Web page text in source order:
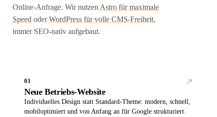
Online-Anfrage. Wir nutzen Astro für maximale
Speed oderWordPress für volle CMS-Freiheit,
immer SEO-nativ aufgebaut.
01
↗︎
Neue Betriebs-Website
Individuelles Design statt Standard-Theme: modern, schnell,
mobiloptimiert und von Anfang an für Google strukturiert.